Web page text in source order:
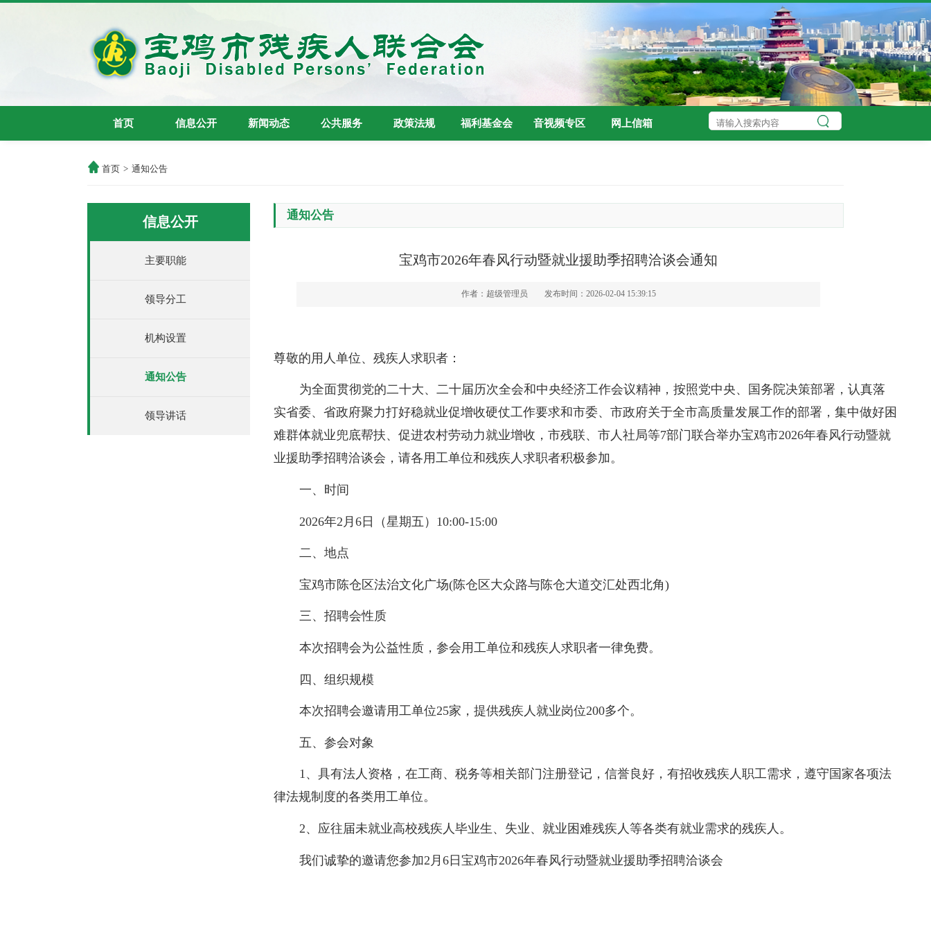
首页 信息公开 新闻动态 公共服务 政策法规 福利基金会 音视频专区 网上信箱
首页 > 通知公告
信息公开
主要职能
领导分工
机构设置
通知公告
领导讲话
通知公告
宝鸡市2026年春风行动暨就业援助季招聘洽谈会通知
作者：超级管理员 发布时间：2026-02-04 15:39:15
尊敬的用人单位、残疾人求职者：
为全面贯彻党的二十大、二十届历次全会和中央经济工作会议精神，按照党中央、国务院决策部署，认真落
实省委、省政府聚力打好稳就业促增收硬仗工作要求和市委、市政府关于全市高质量发展工作的部署，集中做好困
难群体就业兜底帮扶、促进农村劳动力就业增收，市残联、市人社局等7部门联合举办宝鸡市2026年春风行动暨就
业援助季招聘洽谈会，请各用工单位和残疾人求职者积极参加。
一、时间
2026年2月6日（星期五）10:00-15:00
二、地点
宝鸡市陈仓区法治文化广场(陈仓区大众路与陈仓大道交汇处西北角)
三、招聘会性质
本次招聘会为公益性质，参会用工单位和残疾人求职者一律免费。
四、组织规模
本次招聘会邀请用工单位25家，提供残疾人就业岗位200多个。
五、参会对象
1、具有法人资格，在工商、税务等相关部门注册登记，信誉良好，有招收残疾人职工需求，遵守国家各项法
律法规制度的各类用工单位。
2、应往届未就业高校残疾人毕业生、失业、就业困难残疾人等各类有就业需求的残疾人。
我们诚挚的邀请您参加2月6日宝鸡市2026年春风行动暨就业援助季招聘洽谈会